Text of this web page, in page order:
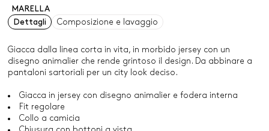
MARELLA
Dettagli
Composizione e lavaggio
Giacca dalla linea corta in vita, in morbido jersey con un
disegno animalier che rende grintoso il design. Da abbinare a
pantaloni sartoriali per un city look deciso.
Giacca in jersey con disegno animalier e fodera interna
Fit regolare
Collo a camicia